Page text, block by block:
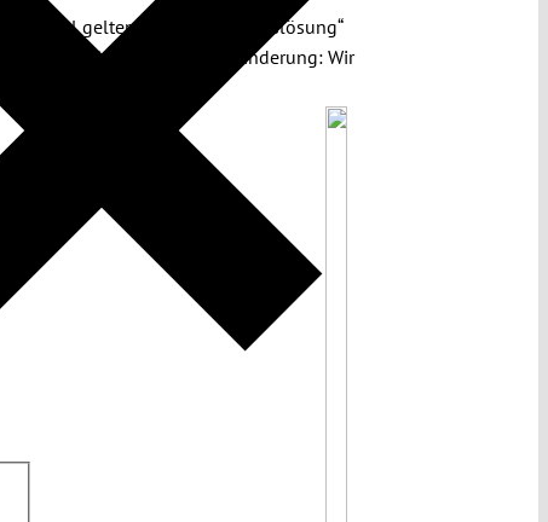
aktuell geltende „Zustimmungslösung“
für eine Perspektivänderung: Wir
Maße.